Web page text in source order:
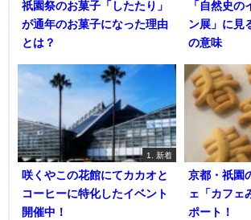
祇園祭のお菓子「したたり」
が通年のお菓子になった理由
とは？
「自然史の
ン展」に見
の意味
1. 新着
咲くやこの花館にてカカオと
コーヒーに特化したイベント
開催中！
京都・祇園
ェ「カフェ
ポート！